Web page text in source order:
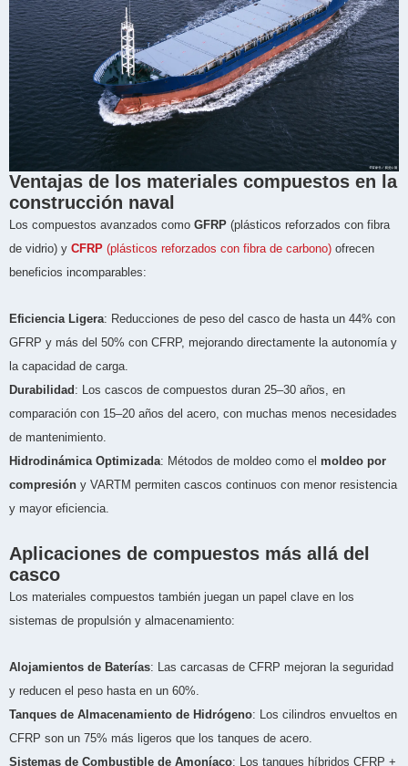
Ventajas de los materiales compuestos en la
construcción naval
Los compuestos avanzados como GFRP (plásticos reforzados con fibra
de vidrio) y CFRP (plásticos reforzados con fibra de carbono) ofrecen
beneficios incomparables:
Eficiencia Ligera: Reducciones de peso del casco de hasta un 44% con
GFRP y más del 50% con CFRP, mejorando directamente la autonomía y
la capacidad de carga.
Durabilidad : Los cascos de compuestos duran 25–30 años, en
comparación con 15–20 años del acero, con muchas menos necesidades
de mantenimiento.
Hidrodinámica Optimizada: Métodos de moldeo como el moldeo por
compresión y VARTM permiten cascos continuos con menor resistencia
y mayor eficiencia.
Aplicaciones de compuestos más allá del
casco
Los materiales compuestos también juegan un papel clave en los
sistemas de propulsión y almacenamiento:
Alojamientos de Baterías: Las carcasas de CFRP mejoran la seguridad
y reducen el peso hasta en un 60%.
Tanques de Almacenamiento de Hidrógeno: Los cilindros envueltos en
CFRP son un 75% más ligeros que los tanques de acero.
Sistemas de Combustible de Amoníaco: Los tanques híbridos CFRP +